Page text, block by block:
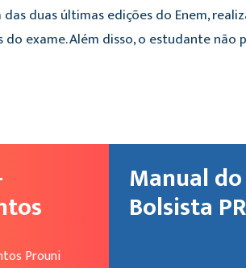
duas últimas edições do Enem,
exame. Além disso, o estudante
Prouni
Manual do
Bolsista